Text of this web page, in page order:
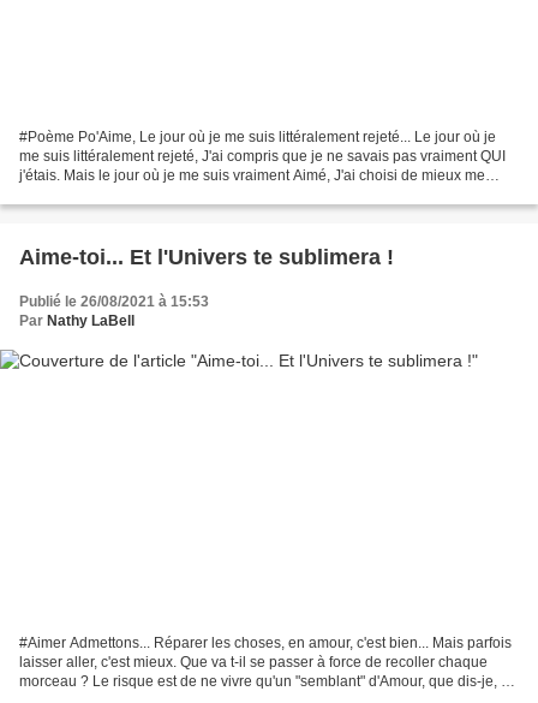
#Poème Po'Aime, Le jour où je me suis littéralement rejeté... Le jour où je
me suis littéralement rejeté, J'ai compris que je ne savais pas vraiment QUI
j'étais. Mais le jour où je me suis vraiment Aimé, J'ai choisi de mieux me
Aime-toi... Et l'Univers te sublimera !
Publié le 26/08/2021 à 15:53
Par Nathy LaBell
#Aimer Admettons... Réparer les choses, en amour, c'est bien... Mais parfois
laisser aller, c'est mieux. Que va t-il se passer à force de recoller chaque
morceau ? Le risque est de ne vivre qu'un "semblant" d'Amour, que dis-je, de